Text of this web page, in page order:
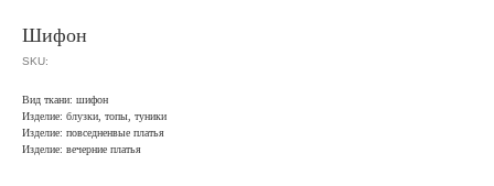
Шифон
SKU:
Вид ткани: шифон
Изделие: блузки, топы, туники
Изделие: повседненвые платья
Изделие: вечерние платья